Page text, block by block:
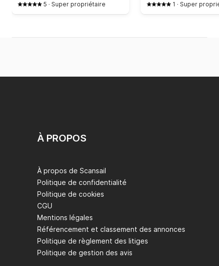
5 · Super propriétaire 1 · Super
À PROPOS
À propos de Scansail
Politique de confidentialité
Politique de cookies
CGU
Mentions légales
Référencement et classement des annonces
Politique de règlement des litiges
Politique de gestion des avis